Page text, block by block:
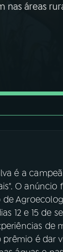
áreas
é a
O
12 e 15 de
de
prêmio é dar